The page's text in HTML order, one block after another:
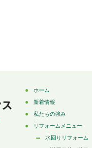
ホーム
新着情報
私たちの強み
リフォームメニュー
水回りリフォーム